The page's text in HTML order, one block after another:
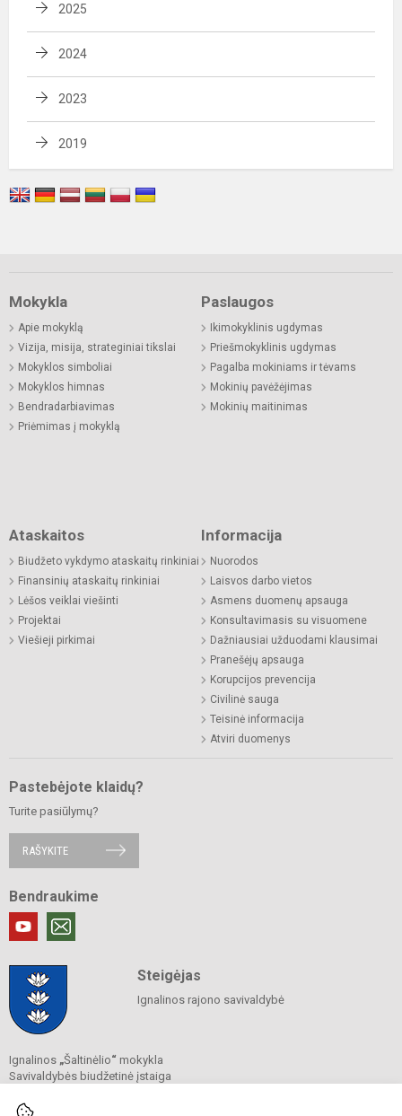
2025
2024
2023
2019
Mokykla
Apie mokyklą
Vizija, misija, strateginiai tikslai
Mokyklos simboliai
Mokyklos himnas
Bendradarbiavimas
Priėmimas į mokyklą
Paslaugos
Ikimokyklinis ugdymas
Priešmokyklinis ugdymas
Pagalba mokiniams ir tėvams
Mokinių pavėžėjimas
Mokinių maitinimas
Ataskaitos
Biudžeto vykdymo ataskaitų rinkiniai
Finansinių ataskaitų rinkiniai
Lėšos veiklai viešinti
Projektai
Viešieji pirkimai
Informacija
Nuorodos
Laisvos darbo vietos
Asmens duomenų apsauga
Konsultavimasis su visuomene
Dažniausiai užduodami klausimai
Pranešėjų apsauga
Korupcijos prevencija
Civilinė sauga
Teisinė informacija
Atviri duomenys
Pastebėjote klaidų?
Turite pasiūlymų?
RAŠYKITE
Bendraukime
Steigėjas
Ignalinos rajono savivaldybė
Ignalinos „Šaltinėlio“ mokykla
Savivaldybės biudžetinė įstaiga
Tel.+370 386 52 678